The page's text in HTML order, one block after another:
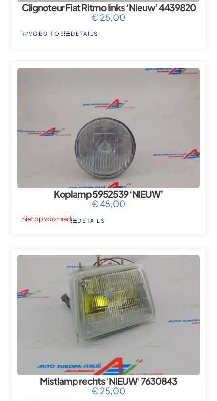
Clignoteur Fiat Ritmo links ‘Nieuw’ 4439820
€ 25,00
VOEG TOE DETAILS
Koplamp 5952539 ‘NIEUW’
€45,00
niet op voorraad DETAILS
Mistlamp rechts ‘NIEUW’ 7630843
€ 25,00